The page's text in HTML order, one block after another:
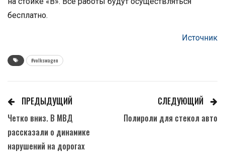
бесплатно.
Источник
#volkswagen
ПРЕДЫДУЩИЙ
Четко вниз. В МВД
рассказали о динамике
нарушений на дорогах
СЛЕДУЮЩИЙ
Полироли для стекол авто